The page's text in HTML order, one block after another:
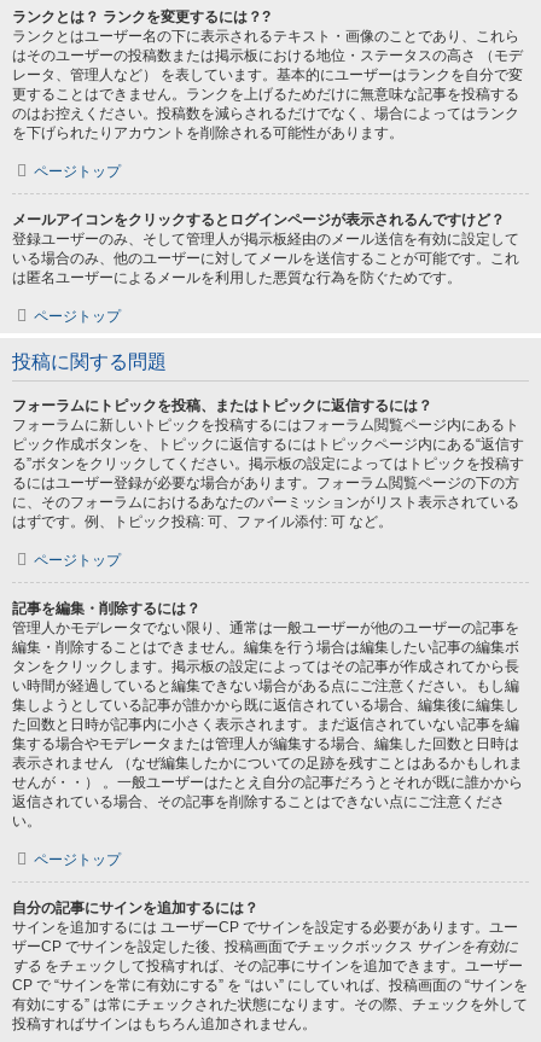
ランクとは？ ランクを変更するには？?
ランクとはユーザー名の下に表示されるテキスト・画像のことであり、これら
はそのユーザーの投稿数または掲示板における地位・ステータスの高さ （モデ
レータ、管理人など） を表しています。基本的にユーザーはランクを自分で変
更することはできません。ランクを上げるためだけに無意味な記事を投稿する
のはお控えください。投稿数を減らされるだけでなく、場合によってはランク
を下げられたりアカウントを削除される可能性があります。
ページトップ
メールアイコンをクリックするとログインページが表示されるんですけど？
登録ユーザーのみ、そして管理人が掲示板経由のメール送信を有効に設定して
いる場合のみ、他のユーザーに対してメールを送信することが可能です。これ
は匿名ユーザーによるメールを利用した悪質な行為を防ぐためです。
ページトップ
投稿に関する問題
フォーラムにトピックを投稿、またはトピックに返信するには？
フォーラムに新しいトピックを投稿するにはフォーラム閲覧ページ内にあるト
ピック作成ボタンを、トピックに返信するにはトピックページ内にある“返信す
る”ボタンをクリックしてください。掲示板の設定によってはトピックを投稿す
るにはユーザー登録が必要な場合があります。フォーラム閲覧ページの下の方
に、そのフォーラムにおけるあなたのパーミッションがリスト表示されている
はずです。例、トピック投稿: 可、ファイル添付: 可 など。
ページトップ
記事を編集・削除するには？
管理人かモデレータでない限り、通常は一般ユーザーが他のユーザーの記事を
編集・削除することはできません。編集を行う場合は編集したい記事の編集ボ
タンをクリックします。掲示板の設定によってはその記事が作成されてから長
い時間が経過していると編集できない場合がある点にご注意ください。もし編
集しようとしている記事が誰かから既に返信されている場合、編集後に編集し
た回数と日時が記事内に小さく表示されます。まだ返信されていない記事を編
集する場合やモデレータまたは管理人が編集する場合、編集した回数と日時は
表示されません （なぜ編集したかについての足跡を残すことはあるかもしれま
せんが・・） 。一般ユーザーはたとえ自分の記事だろうとそれが既に誰かから
返信されている場合、その記事を削除することはできない点にご注意くださ
い。
ページトップ
自分の記事にサインを追加するには？
サインを追加するには ユーザーCP でサインを設定する必要があります。ユー
ザーCP でサインを設定した後、投稿画面でチェックボックス サインを有効に
する をチェックして投稿すれば、その記事にサインを追加できます。ユーザー
CP で “サインを常に有効にする” を “はい” にしていれば、投稿画面の “サインを
有効にする” は常にチェックされた状態になります。その際、チェックを外して
投稿すればサインはもちろん追加されません。